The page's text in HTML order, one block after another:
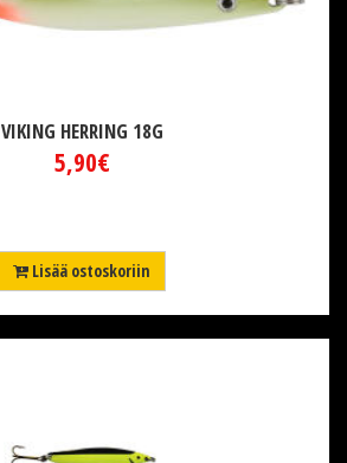
VIKING HERRING 18G
5,90€
Lisää ostoskoriin